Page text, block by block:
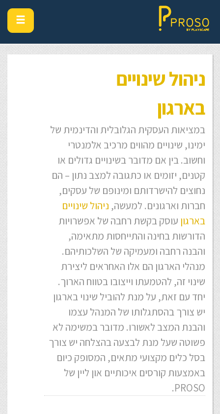
ניהול שינויים
בארגון
במציאות העסקית הגלובלית והדינמית של
ימינו, שינויים מהווים מרכיב אלמנטרי
וחשוב. בין אם מדובר בשינויים גדולים או
קטנים, יזומים או כתגובה למצב נתון – הם
נחוצים להישרדותם ומינופם של עסקים,
חברות וארגונים. למעשה, ניהול שינויים
בארגון עוסק בקשת רחבה של אפשרויות
הדורשות בחינה והתייחסות מתאימה,
והבנה רחבה ומעמיקה של השלכותיהם.
מנהלי הארגון הם אלו האחראים ליצירת
שינוי זה, להטמעתו וייצובו בטווח הארוך.
יחד עם זאת, על מנת להוביל שינוי בארגון
יש צורך בהסתגלותו של המנהל עצמו
והבנת המצב לאשורו. מדובר במשימה לא
פשוטה שעל מנת לבצעה בהצלחה יש צורך
בסל כלים מקצועי מתאים, המסופק כיום
באמצעות קורסים איכותיים און ליין של
PROSO.